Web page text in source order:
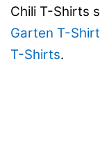
Chili T-Shirts
Garten T-
T-Shirts.